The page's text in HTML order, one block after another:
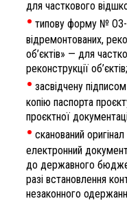
для часткового
• типову форму № ОЗ-
відремонтованих,
об’єктів» — для
реконструкції об’єктів;
• засвідчену
копію паспорта
проєктної
• сканований
електронний
до державного
разі встановлення
незаконного